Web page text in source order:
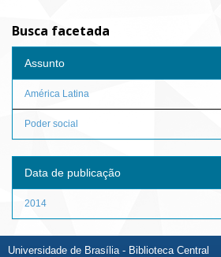
Busca facetada
Assunto
América Latina
Poder social
Data de publicação
2014
Universidade de Brasília - Biblioteca Central